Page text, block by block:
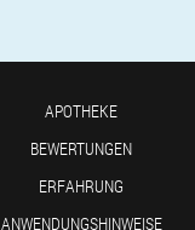
APOTHEKE
BEWERTUNGEN
ERFAHRUNG
ANWENDUNGSHINWEISE